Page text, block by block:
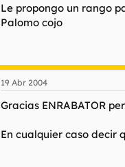
Le propongo un rango
Palomo cojo
19 Abr 2004
Gracias ENRABATOR
En cualquier caso decir